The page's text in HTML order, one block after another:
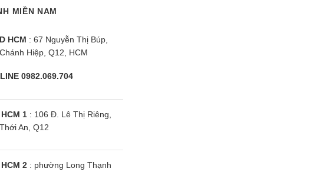
GC-09IS33 |
inverter
Điều hòa Casper TC-09IS35 |
9000BTU 1 chiều inverter
MIỀN NAM
HCM : 67 Nguyễn Thị Búp,
Hiệp, Q12, HCM
0982.069.704
1: 106 Đ. Lê Thị Riêng,
An, Q12
2: phường Long Thạnh